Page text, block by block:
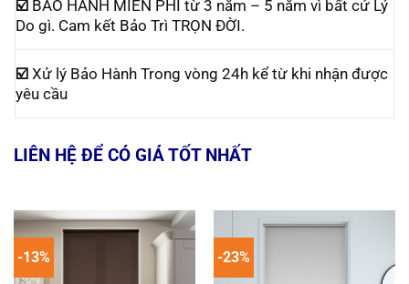
☑️ BẢO HÀNH MIỄN PHÍ từ 3 năm – 5 năm vì bất cứ Lý
Do gì. Cam kết Bảo Trì TRỌN ĐỜI.
☑️ Xử lý Bảo Hành Trong vòng 24h kể từ khi nhận được
yêu cầu
LIÊN HỆ ĐỂ CÓ GIÁ TỐT NHẤT
-13% -23%